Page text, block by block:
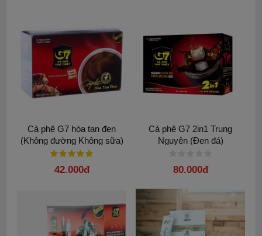
Cà phê G7 hòa tan đen
(Không đường Không sữa)
Hộp 15 gói - Trung Nguyên
42.000đ
Cà phê G7 2in1 Trung
Nguyên (Đen đá)
80.000đ